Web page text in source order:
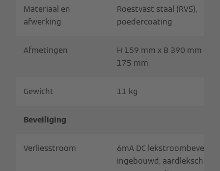
Materiaal en
afwerking
Roestvast staal (RVS),
poedercoating
Afmetingen
H 159 mm x B 390 mm x D
175 mm
Gewicht 11 kg
Beveiliging
Verliesstroom
6mA DC
ingebouwd,